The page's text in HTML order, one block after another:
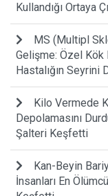
Kullandığı Ortaya
MS (Multipl
Gelişme: Özel Kök
Hastalığın
Kilo Vermede
Depolamasını
Şalteri Keşfetti
Kan-Beyin
İnsanları En